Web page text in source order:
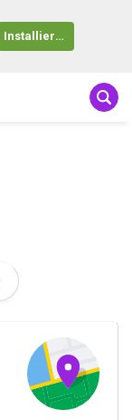
Installieren